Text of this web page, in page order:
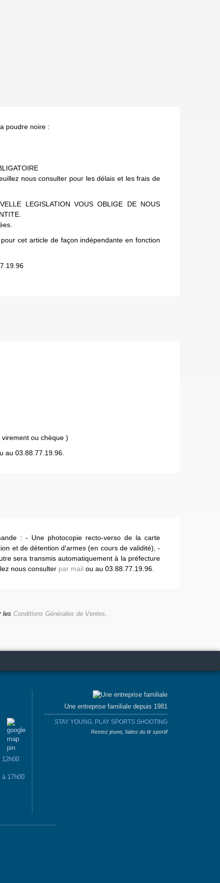
poudre noire :
nous consulter pour les délais et les frais de
LEGISLATION VOUS OBLIGE DE NOUS
cet article de façon indépendante en fonction
ou chèque )
au 03.88.77.19.96.
: - Une photocopie recto-verso de la carte
et de détention d'armes (en cours de validité), -
sera transmis automatiquement à la préfecture
nous consulter par mail ou au 03.88.77.19.96.
les Conditions Générales de Ventes.
12h00
à 17h00
Une entreprise familiale depuis 1981
STAY YOUNG, PLAY SPORTS SHOOTING
Restez jeune, faites du tir sportif